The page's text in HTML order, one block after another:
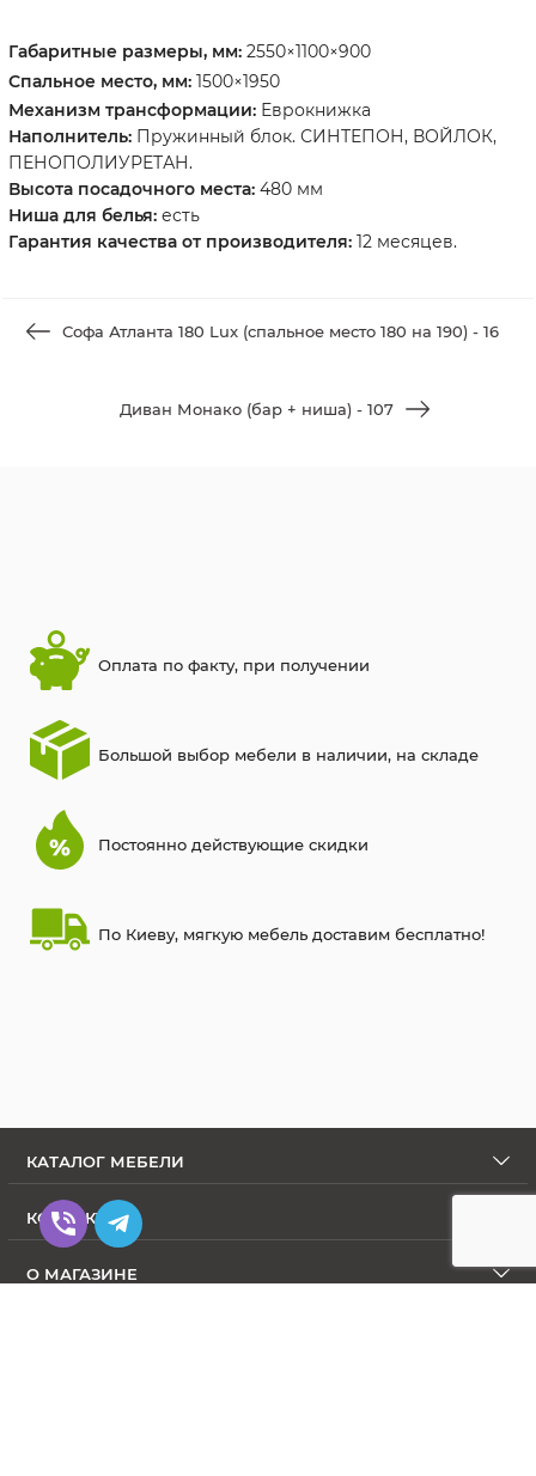
Габаритные размеры, мм: 2550×1100×900
Спальное место, мм: 1500×1950
Механизм трансформации: Еврокнижка
Наполнитель: Пружинный блок. СИНТЕПОН, ВОЙЛОК,
ПЕНОПОЛИУРЕТАН.
Высота посадочного места: 480 мм
Ниша для белья: есть
Гарантия качества от производителя: 12 месяцев.
Софа Атланта 180 Lux (спальное место 180 на 190) - 16
Диван Монако (бар + ниша) - 107
Оплата по факту, при получении
Большой выбор мебели в наличии, на складе
Постоянно действующие скидки
По Киеву, мягкую мебель доставим бесплатно!
КАТАЛОГ МЕБЕЛИ
КОНТАКТЫ
О МАГАЗИНЕ